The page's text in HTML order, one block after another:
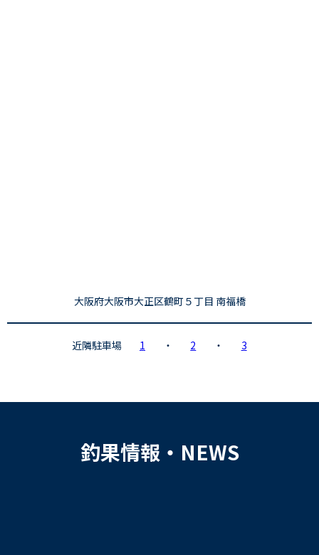
大阪府大阪市大正区鶴町５丁目 南福橋
近隣駐車場 1 ・ 2 ・ 3
釣果情報・NEWS